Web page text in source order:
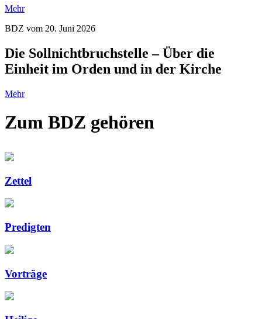
Mehr
BDZ vom 20. Juni 2026
Die Sollnichtbruchstelle – Über die
Einheit im Orden und in der Kirche
Mehr
Zum BDZ gehören
Zettel
Predigten
Vorträge